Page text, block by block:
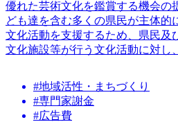
優れた芸術文化を鑑賞する機会の
ども達を含む多くの県民が主体的
文化活動を支援するため、県民及
文化施設等が行う文化活動に対し
#地域活性・まちづくり
#専門家謝金
#広告費